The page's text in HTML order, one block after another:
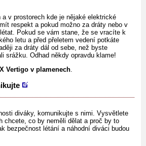
v prostorech kde je nějaké elektrické
respekt a pokud možno za dráty nebo v
Pokud se vám stane, že se vracíte k
letu a před přeletem vedení potkáte
za dráty dál od sebe, než byste
srážku. Odhad někdy opravdu klame!
Vertigo v plamenech.
diváky, komunikujte s nimi. Vysvětlete
chcete, co by neměli dělat a proč by to
bezpečnost létání a náhodní diváci budou